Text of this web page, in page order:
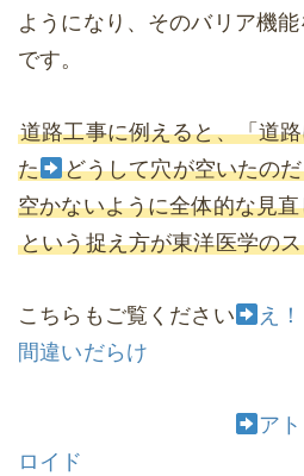
ようになり、そのバリア機
です。
道路工事に例えると、「道
た
どうして穴が空いたの
空かないように全体的な見
という捉え方が東洋医学の
こちらもご覧ください
え
間違いだらけ
ア
ロイド